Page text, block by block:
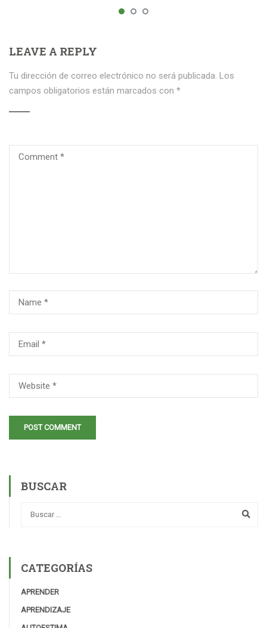
LEAVE A REPLY
Tu dirección de correo electrónico no será publicada. Los
campos obligatorios están marcados con *
BUSCAR
CATEGORÍAS
APRENDER
APRENDIZAJE